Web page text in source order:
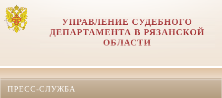
УПРАВЛЕНИЕ СУДЕБНОГО
ДЕПАРТАМЕНТА В РЯЗАНСКОЙ
ОБЛАСТИ
ПРЕСС-СЛУЖБА